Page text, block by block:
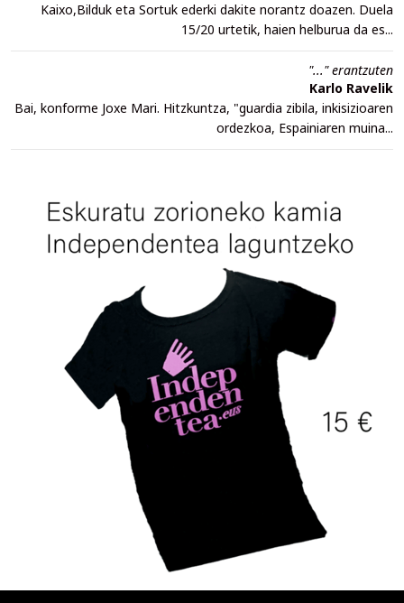
Kaixo,Bilduk eta Sortuk ederki dakite norantz doazen. Duela
15/20 urtetik, haien helburua da es...
"..." erantzuten
Karlo Ravelik
Bai, konforme Joxe Mari. Hitzkuntza, "guardia zibila, inkisizioaren
ordezkoa, Espainiaren muina...